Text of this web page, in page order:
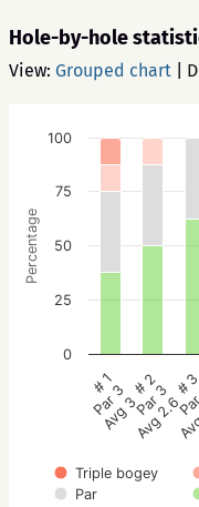
Hole-by-hole
View: Grouped chart
Percentage
Triple bogey
Par
# 1
Par 3
Avg 3
# 2
Par 3
Avg 2.6
#
0
25
50
75
100